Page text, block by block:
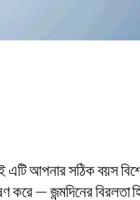
আপনার সঠিক বয়স
— জন্মদিনের বিরলতা